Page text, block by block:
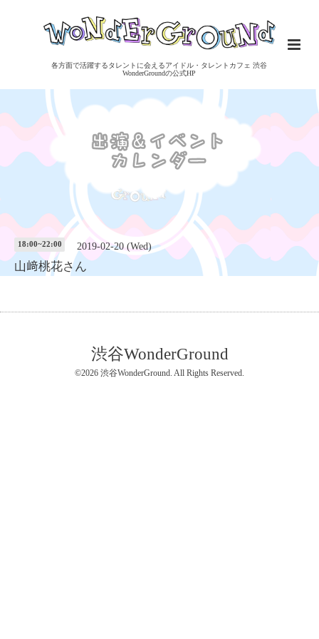
各方面で活躍するタレントに会えるアイドル・タレントカフェ 渋谷
WonderGroundの公式HP
18:00~22:00 2019-02-20 (Wed)
山﨑桃花さん
渋谷WonderGround
©2026 渋谷WonderGround. All Rights Reserved.